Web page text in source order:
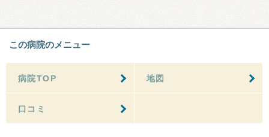
この病院のメニュー
病院TOP 地図
口コミ